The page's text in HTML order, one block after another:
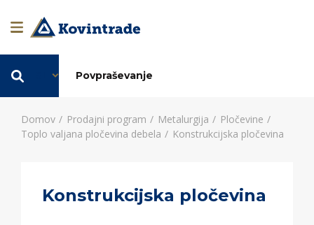
Povpraševanje
Domov Prodajni program Metalurgija
Pločevine
Toplo valjana pločevina debela
Konstrukcijska pločevina
Konstrukcijska pločevina